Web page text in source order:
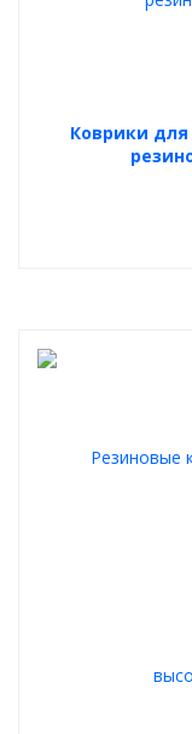
Коврики для